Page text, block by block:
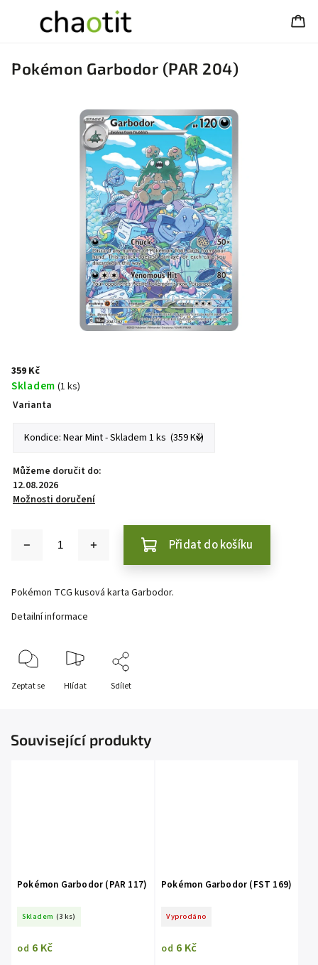
Pokémon Garbodor (PAR 204)
359 Kč
Skladem (1 ks)
Varianta
Můžeme doručit do:
12.08.2026
Možnosti doručení
Přidat do košíku
Pokémon TCG kusová karta Garbodor.
Detailní informace
Zeptat se Hlídat Sdílet
Související produkty
Pokémon Garbodor (PAR 117)
Skladem (3 ks)
od 6 Kč
Pokémon Garbodor (FST 169)
Vyprodáno
od 6 Kč